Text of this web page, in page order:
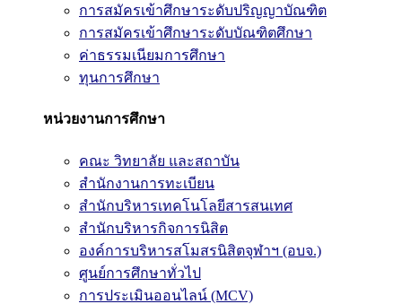
การสมัครเข้าศึกษาระดับปริญญาบัณฑิต
การสมัครเข้าศึกษาระดับบัณฑิตศึกษา
ค่าธรรมเนียมการศึกษา
ทุนการศึกษา
หน่วยงานการศึกษา
คณะ วิทยาลัย และสถาบัน
สำนักงานการทะเบียน
สำนักบริหารเทคโนโลยีสารสนเทศ
สำนักบริหารกิจการนิสิต
องค์การบริหารสโมสรนิสิตจุฬาฯ (อบจ.)
ศูนย์การศึกษาทั่วไป
การประเมินออนไลน์ (MCV)